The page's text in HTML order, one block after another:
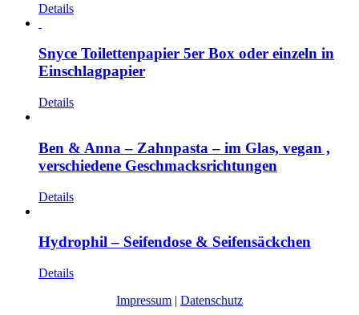
Details
Snyce Toilettenpapier 5er Box oder einzeln in
Einschlagpapier
Details
Ben & Anna – Zahnpasta – im Glas, vegan ,
verschiedene Geschmacksrichtungen
Details
Hydrophil – Seifendose & Seifensäckchen
Details
Impressum | Datenschutz